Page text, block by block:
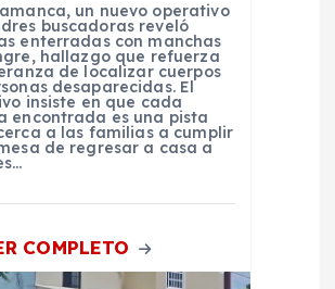
un nuevo operativo
buscadoras reveló
enterradas con manchas
hallazgo que refuerza
de localizar cuerpos
desaparecidas. El
insiste en que cada
encontrada es una pista
a las familias a cumplir
de regresar a casa a
COMPLETO